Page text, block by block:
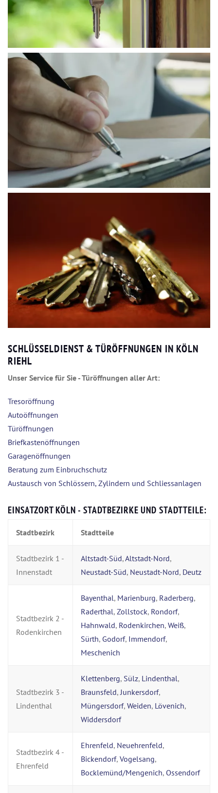
SCHLÜSSELDIENST & TÜRÖFFNUNGEN IN KÖLN
RIEHL
Unser Service für Sie - Türöffnungen aller Art:
Tresoröffnung
Autoöffnungen
Türöffnungen
Briefkastenöffnungen
Garagenöffnungen
Beratung zum Einbruchschutz
Austausch von Schlössern, Zylindern und Schliessanlagen
EINSATZORT KÖLN - STADTBEZIRKE UND STADTTEILE:
Stadtbezirk Stadtteile
Stadtbezirk 1 -
Innenstadt
Altstadt-Süd,Altstadt-Nord,
Neustadt-Süd, Neustadt-Nord, Deutz
Stadtbezirk 2 -
Rodenkirchen
Bayenthal, Marienburg, Raderberg,
Raderthal, Zollstock, Rondorf,
Hahnwald, Rodenkirchen, Weiß,
Sürth, Godorf, Immendorf,
Meschenich
Stadtbezirk 3 -
Lindenthal
Klettenberg, Sülz, Lindenthal,
Braunsfeld,Junkersdorf,
Müngersdorf, Weiden, Lövenich,
Widdersdorf
Stadtbezirk 4 -
Ehrenfeld
Ehrenfeld, Neuehrenfeld,
Bickendorf, Vogelsang,
Bocklemünd/Mengenich, Ossendorf